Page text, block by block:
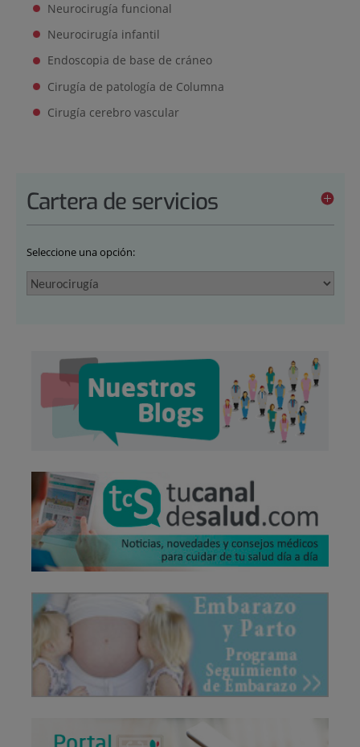
Neurocirugía funcional
Neurocirugía infantil
Endoscopia de base de cráneo
Cirugía de patología de Columna
Cirugía cerebro vascular
Cartera de servicios
Seleccione una opción: